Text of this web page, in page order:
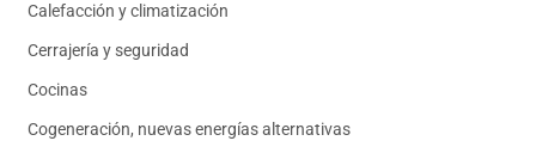
Calefacción y climatización
Cerrajería y seguridad
Cocinas
Cogeneración, nuevas energías alternativas